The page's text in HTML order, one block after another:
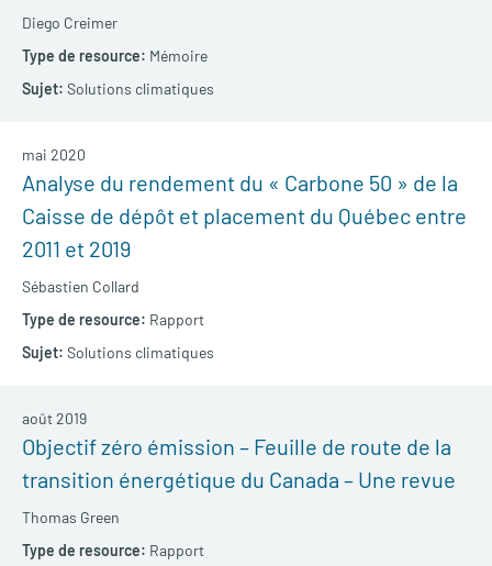
Diego Creimer
Mémoire
Solutions climatiques
Analyse du rendement du « Carbone 50 » de la
Caisse de dépôt et placement du Québec entre
2011 et 2019
Sébastien Collard
mai 2020
Rapport
Solutions climatiques
Objectif zéro émission – Feuille de route de la
transition énergétique du Canada – Une revue
Thomas Green
août 2019
Rapport